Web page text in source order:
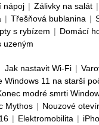
nápoj | Zálivky na salát |
| Třešňová bublanina |
s rybízem | Domácí
uzeným
Jak nastavit Wi-Fi |
Windows 11 na starší
modré smrti
Mythos | Nouzové
| Elektromobilita |